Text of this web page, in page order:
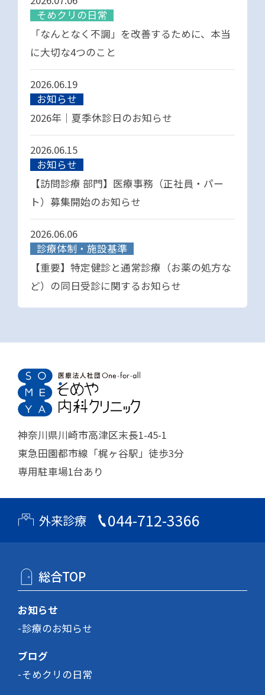
そめクリの日常
「なんとなく不調」を改善するために、本当
に大切な4つのこと
2026.06.19
お知らせ
2026年｜夏季休診日のお知らせ
2026.06.15
お知らせ
【訪問診療 部門】医療事務（正社員・パー
ト）募集開始のお知らせ
2026.06.06
診療体制・施設基準
【重要】特定健診と通常診療（お薬の処方な
ど）の同日受診に関するお知らせ
神奈川県川崎市高津区末長1-45-1
東急田園都市線「梶ヶ谷駅」徒歩3分
専用駐車場1台あり
外来診療 044-712-3366
総合TOP
お知らせ
診療のお知らせ
ブログ
そめクリの日常